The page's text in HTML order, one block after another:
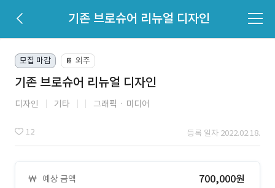
기존 브로슈어 리뉴얼 디자인
모집 마감 📔 외주
기존 브로슈어 리뉴얼 디자인
디자인 기타 그래픽ㆍ미디어
12 등록 일자 2022.02.18.
예상 금액 700,000원